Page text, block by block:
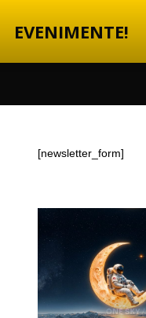
EVENIMENTE!
[newsletter_form]